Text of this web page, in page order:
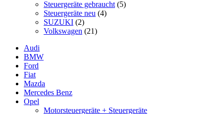
Steuergeräte gebraucht (5)
Steuergeräte neu (4)
SUZUKI (2)
Volkswagen (21)
Audi
BMW
Ford
Fiat
Mazda
Mercedes Benz
Opel
Motorsteuergeräte + Steuergeräte